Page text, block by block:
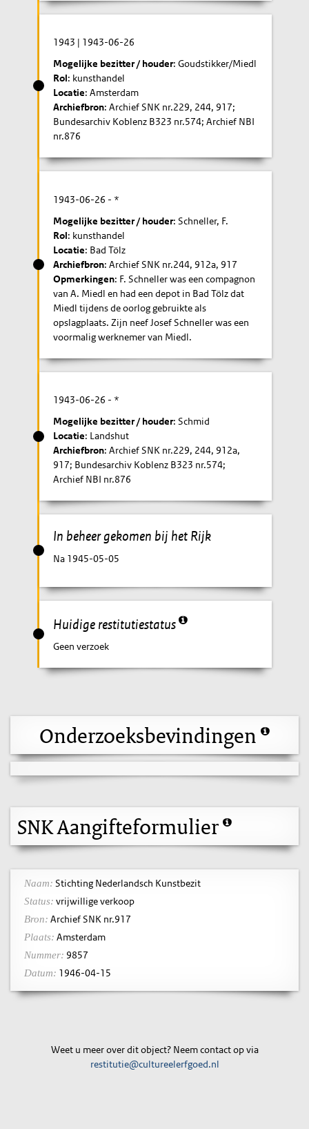
1943 | 1943-06-26
Mogelijke bezitter / houder: Goudstikker/Miedl
Rol: kunsthandel
Locatie: Amsterdam
Archiefbron: Archief SNK nr.229, 244, 917;
Bundesarchiv Koblenz B323 nr.574; Archief NBI
nr.876
1943-06-26 - *
Mogelijke bezitter / houder: Schneller, F.
Rol: kunsthandel
Locatie: Bad Tölz
Archiefbron: Archief SNK nr.244, 912a, 917
Opmerkingen: F. Schneller was een compagnon
van A. Miedl en had een depot in Bad Tölz dat
Miedl tijdens de oorlog gebruikte als
opslagplaats. Zijn neef Josef Schneller was een
voormalig werknemer van Miedl.
1943-06-26 - *
Mogelijke bezitter / houder: Schmid
Locatie: Landshut
Archiefbron: Archief SNK nr.229, 244, 912a,
917; Bundesarchiv Koblenz B323 nr.574;
Archief NBI nr.876
In beheer gekomen bij het Rijk
Na 1945-05-05
Huidige restitutiestatus
Geen verzoek
Onderzoeksbevindingen
SNK Aangifteformulier
Naam: Stichting Nederlandsch Kunstbezit
Status: vrijwillige verkoop
Bron: Archief SNK nr.917
Plaats: Amsterdam
Nummer: 9857
Datum: 1946-04-15
Weet u meer over dit object? Neem contact op via
restitutie@cultureelerfgoed.nl